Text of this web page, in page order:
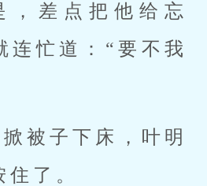
，差点把他给忘
连忙道：“要不我
被子下床，叶明
了。